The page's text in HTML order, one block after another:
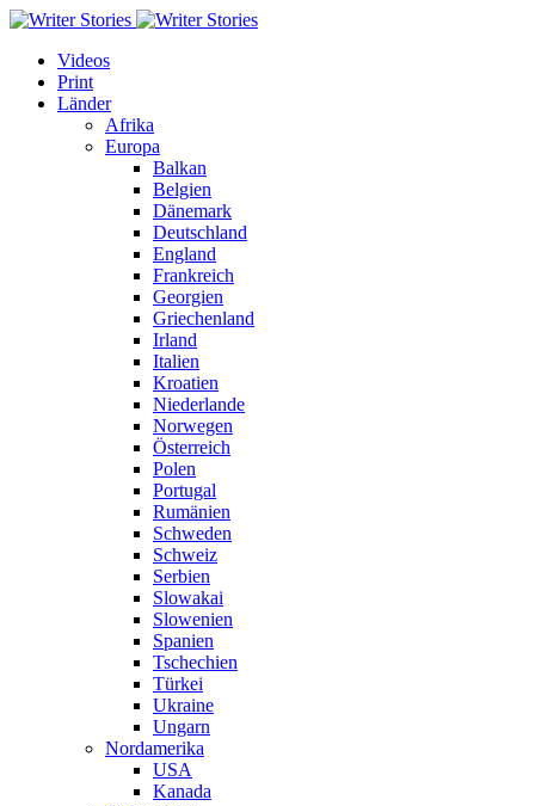
Videos
Print
Länder
Afrika
Europa
Balkan
Belgien
Dänemark
Deutschland
England
Frankreich
Georgien
Griechenland
Irland
Italien
Kroatien
Niederlande
Norwegen
Österreich
Polen
Portugal
Rumänien
Schweden
Schweiz
Serbien
Slowakai
Slowenien
Spanien
Tschechien
Türkei
Ukraine
Ungarn
Nordamerika
USA
Kanada